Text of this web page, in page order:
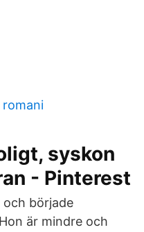
romani
syskon
- Pinterest
började
är mindre och